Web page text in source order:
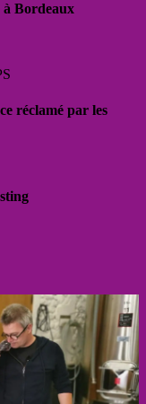
à Bordeaux
réclamé par les